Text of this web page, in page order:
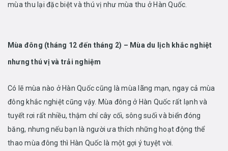
mùa thu lại đặc biệt và thú vị như mùa thu ở Hàn Quốc.
Mùa đông (tháng 12 đến tháng 2) – Mùa du lịch khắc nghiệt
nhưng thú vị và trải nghiệm
Có lẽ mùa nào ở Hàn Quốc cũng là mùa lãng mạn, ngay cả mùa
đông khắc nghiệt cũng vậy. Mùa đông ở Hàn Quốc rất lạnh và
tuyết rơi rất nhiều, thậm chí cây cối, sông suối và biển đóng
băng, nhưng nếu bạn là người ưa thích những hoạt động thể
thao mùa đông thì Hàn Quốc là một gợi ý tuyệt vời.